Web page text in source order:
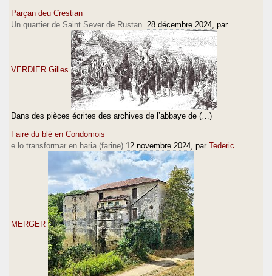
Parçan deu Crestian
Un quartier de Saint Sever de Rustan. 28 décembre 2024 , par
VERDIER Gilles
Dans des pièces écrites des archives de l’abbaye de (…)
Faire du blé en Condomois
e lo transformar en haria (farine) 12 novembre 2024 , par Tederic
MERGER